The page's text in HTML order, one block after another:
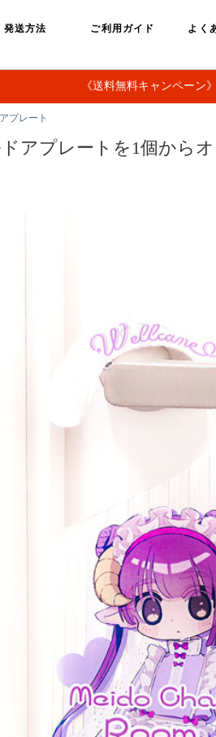
発送方法 ご利用ガイド よく
《送料無料キャンペーン
プレート
アプレートを1個から